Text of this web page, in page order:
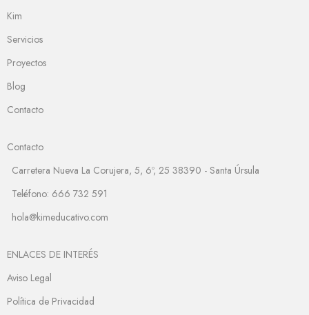
Kim
Servicios
Proyectos
Blog
Contacto
Contacto
Carretera Nueva La Corujera, 5, 6º, 25 38390 - Santa Úrsula
Teléfono: 666 732 591
hola@kimeducativo.com
ENLACES DE INTERÉS
Aviso Legal
Política de Privacidad